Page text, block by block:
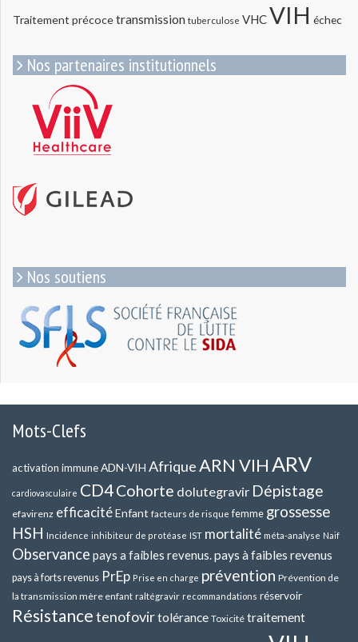
Traitement précocetransmission tuberculose VHCVIH échec
Nos partenaires institutionnels
Nos soutiens
Mots-Clefs
activation immuneADN-VIH AfriqueARN VIHARV
cardiovasculaire CD4Cohorte dolutegravir Dépistage
efavirenz efficacitéEnfant facteurs de risque femme grossesse
HSH Incidence inhibiteur de protéase IST mortalité méta-analyse Naif
Observance pays a faibles revenus.pays à faibles revenus
pays à forts revenus PrEp Prise en charge prévention Prévention de
la transmission mère enfant raltégravir recommandations réservoir
Résistancetenofovirtolérance Toxicité traitement